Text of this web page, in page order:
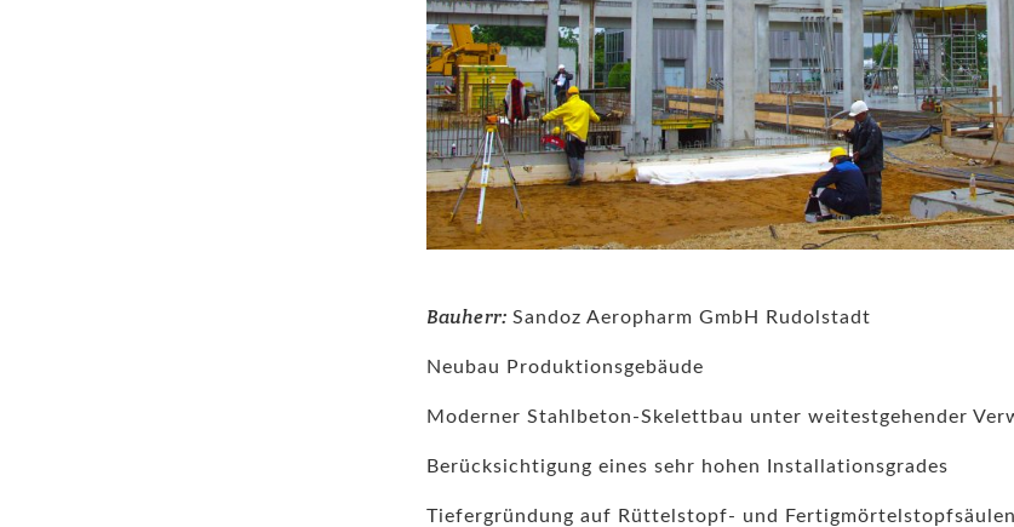
Bauherr:Sandoz Aeropharm GmbH Rudolstadt
Neubau Produktionsgebäude
Moderner Stahlbeton-Skelettbau unter weitestgehender
Berücksichtigung eines sehr hohen Installationsgrades
Tiefergründung auf Rüttelstopf- und Fertigmörtelstopfsäulen